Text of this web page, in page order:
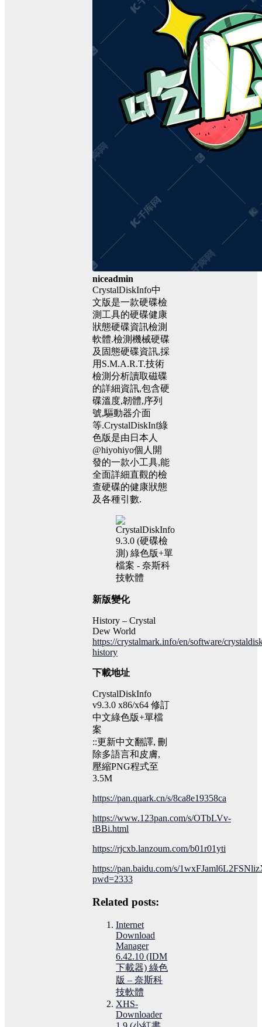
niceadmin
CrystalDiskInfo中
文版是一款硬碟檢
測工具的硬碟健康
狀態硬碟資訊檢測
軟體.檢測機械硬碟
及固態硬碟資訊,採
用S.M.A.R.T.技術
檢測分析讀取磁碟
的詳細資訊,包含硬
碟溫度,韌體,序列
號,驅動器介面
等.CrystalDiskInf綠
色版是由日本人
@hiyohiyo個人開
發的一款小工具,能
全面詳細直觀的檢
查硬碟的健康狀態
及各種引數.
新版變化
History – Crystal
Dew World
https://crystalmark.info/en/software/
history
下載地址
CrystalDiskInfo
v9.3.0 x86/x64 修訂
中文綠色版+單檔
案
::更新中文翻譯, 刪
除多語言和皮膚,
壓縮PNG程式至
3.5M
https://pan.quark.cn/s/8ca8e19358ca
https://www.123pan.com/s/OTbLVv-
tBBi.html
https://rjcxb.lanzoum.com/b01r01yti
https://pan.baidu.com/s/
pwd=2333
Related posts:
Internet
Download
Manager
6.42.10 (IDM
下載器) 綠色
版 – 奈斯科
技軟體
XHS-
Downloader